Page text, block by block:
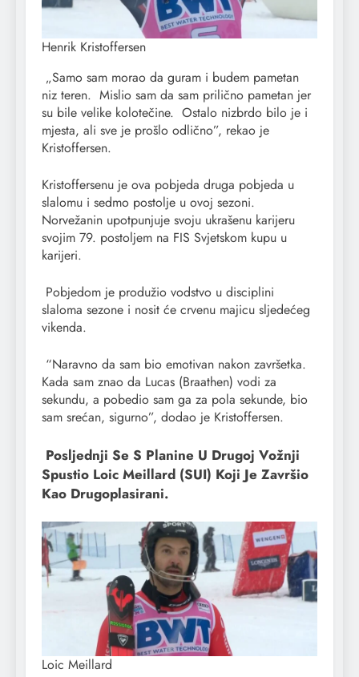
Henrik Kristoffersen
„Samo sam morao da guram i budem pametan
niz teren. Mislio sam da sam prilično pametan jer
su bile velike kolotečine. Ostalo nizbrdo bilo je i
mjesta, ali sve je prošlo odlično”, rekao je
Kristoffersen.
Kristoffersenu je ova pobjeda druga pobjeda u
slalomu i sedmo postolje u ovoj sezoni.
Norvežanin upotpunjuje svoju ukrašenu karijeru
svojim 79. postoljem na FIS Svjetskom kupu u
karijeri.
Pobjedom je produžio vodstvo u disciplini
slaloma sezone i nosit će crvenu majicu sljedećeg
vikenda.
“Naravno da sam bio emotivan nakon završetka.
Kada sam znao da Lucas (Braathen) vodi za
sekundu, a pobedio sam ga za pola sekunde, bio
sam srećan, sigurno”, dodao je Kristoffersen.
Posljednji Se S Planine U Drugoj Vožnji
Spustio Loic Meillard (SUI) Koji Je Završio
Kao Drugoplasirani.
Loic Meillard